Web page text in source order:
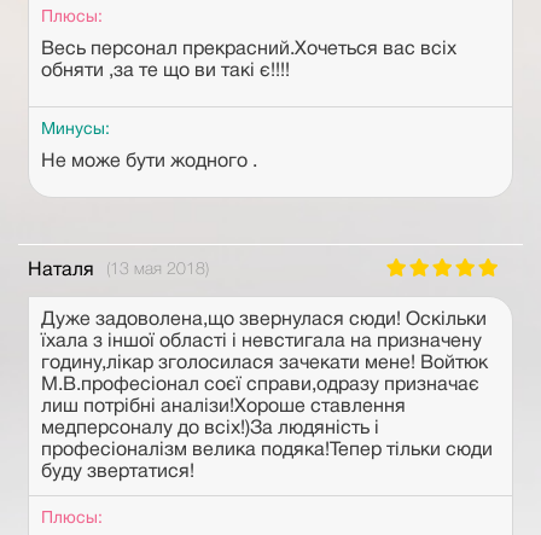
Плюсы:
Весь персонал прекрасний.Хочеться вас всіх
обняти ,за те що ви такі є!!!!
Минусы:
Не може бути жодного .
Наталя (13 мая 2018)
Дуже задоволена,що звернулася сюди! Оскільки
їхала з іншої області і невстигала на призначену
годину,лікар зголосилася зачекати мене! Войтюк
М.В.професіонал соєї справи,одразу призначає
лиш потрібні аналізи!Хороше ставлення
медперсоналу до всіх!)За людяність і
професіоналізм велика подяка!Тепер тільки сюди
буду звертатися!
Плюсы: